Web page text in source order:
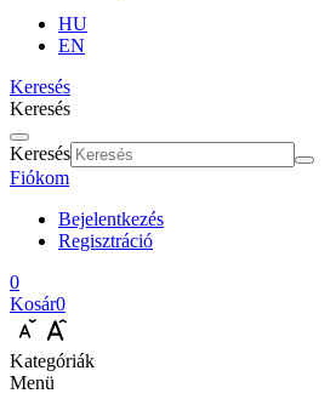
HU
EN
Keresés
Keresés
Keresés
Fiókom
Bejelentkezés
Regisztráció
0
Kosár0
Kategóriák
Menü